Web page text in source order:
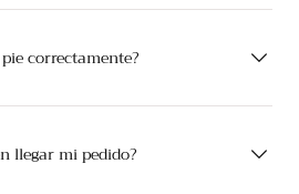
correctamente?
llegar mi pedido?